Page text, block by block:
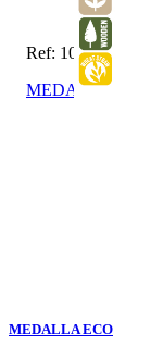
Ref: 10879
MEDALLA ECO
MEDALLA ECO